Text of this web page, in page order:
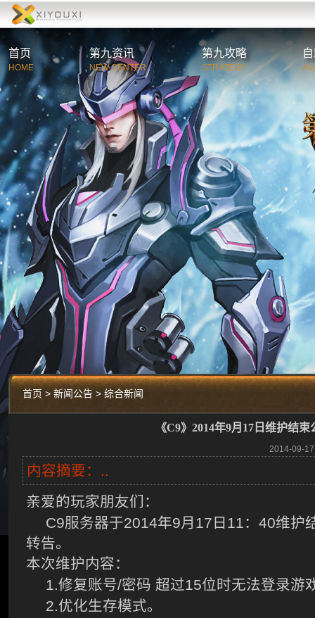
首页
HOME
第九资讯
NEW CENTER
第九攻略
STRATEGY
综合资讯
官方公告
游戏新闻
活动新闻
玩家必读
新
职
首页 > 新闻公告 > 综合新闻
《C9》2014年9月17日维护结束
2014-09-
内容摘要：..
亲爱的玩家朋友们：
C9服务器于2014年9月 17 日 11： 40维护
转告。
本次维护内容：
1.修复账号/密码 超过15位时无法登录游
2.优化生存模式。